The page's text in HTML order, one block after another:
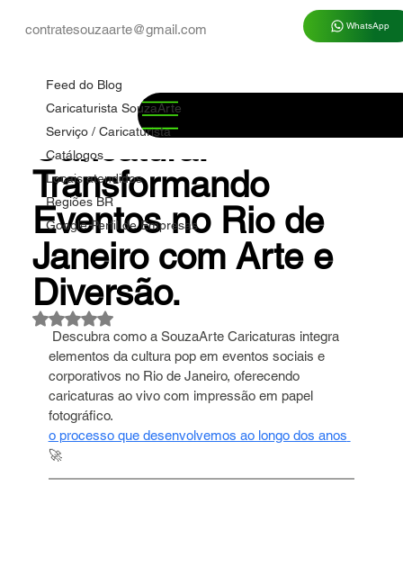
contratesouzaarte@gmail.com WhatsApp
Feed do Blog
Caricaturista SouzaArte
Serviço / Caricaturista
Catálogos
Locais atendidos
Regiões BR
Google Perfil de Empresas
✅ Cultura Pop e
Caricatura:
Transformando
Eventos no Rio de
Janeiro com Arte e
Diversão.
Marco Souza
Avaliado com NaN de 5 estrelas.
Descubra como a SouzaArte Caricaturas integra
elementos da cultura pop em eventos sociais e
corporativos no Rio de Janeiro, oferecendo
caricaturas ao vivo com impressão em papel
fotográfico.
o processo que desenvolvemos ao longo dos anos
🚀